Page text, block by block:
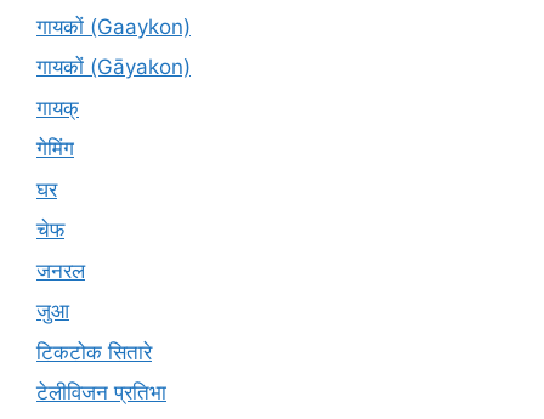
गायकों (Gaaykon)
गायकों (Gāyakon)
गायक्
गेमिंग
घर
चेफ
जनरल
जुआ
टिकटोक सितारे
टेलीविजन प्रतिभा